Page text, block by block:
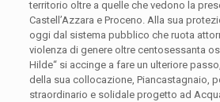
territorio oltre a quelle che vedono la
Castell’Azzara e Proceno. Alla sua
oggi dal sistema pubblico che ruota
violenza di genere oltre centosessanta
Hilde“ si accinge a fare un ulteriore
della sua collocazione, Piancastagnaio,
straordinario e solidale progetto ad